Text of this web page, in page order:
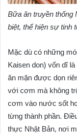
Bữa ăn truyền thống
biệt, thể hiện sự tinh
Mặc dù có những
Kaisen don) vốn dĩ
ăn mặn được dọn
với cơm mà không
cơm vào nước sốt
từng thành phần.
thực Nhật Bản, nơi